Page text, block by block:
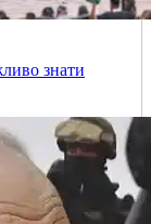
знати